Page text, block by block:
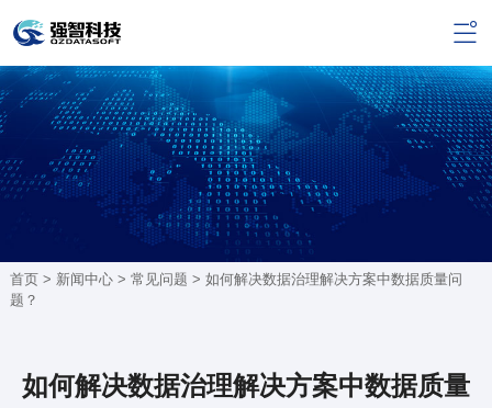
首页 > 新闻中心> 常见问题 > 如何解决数据治理解决方案中数据质量问
题？
如何解决数据治理解决方案中数据质量